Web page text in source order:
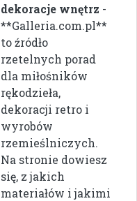
dekoracje wnętrz -
**Galleria.com.pl**
to źródło
rzetelnych porad
dla miłośników
rękodzieła,
dekoracji retro i
wyrobów
rzemieślniczych.
Na stronie dowiesz
się, z jakich
materiałów i jakimi